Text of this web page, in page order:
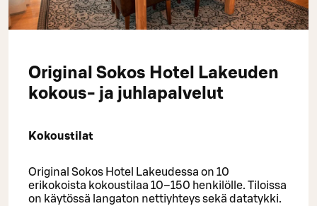
Original Sokos Hotel Lakeuden
kokous- ja juhlapalvelut
Kokoustilat
Original Sokos Hotel Lakeudessa on 10
erikokoista kokoustilaa 10–150 henkilölle. Tiloissa
on käytössä langaton nettiyhteys sekä datatykki.